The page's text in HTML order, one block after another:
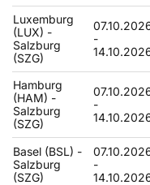
Luxemburg
(LUX) -
Salzburg
(SZG)
-
Hamburg
(HAM) -
Salzburg
(SZG)
-
Basel (BSL) -
Salzburg
(SZG)
-